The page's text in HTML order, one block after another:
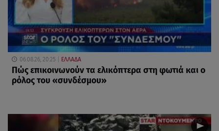
06.08.26, 20:25 ΕΛΛΑΔΑ
Πώς επικοινωνούν τα ελικόπτερα στη φωτιά και ο
ρόλος του «συνδέσμου»